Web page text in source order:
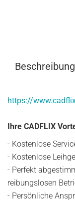
Beschreibung
https://
Ihre CADFLIX
- Kostenlose
- Kostenlose
- Perfekt
reibungslosen
- Persönliche